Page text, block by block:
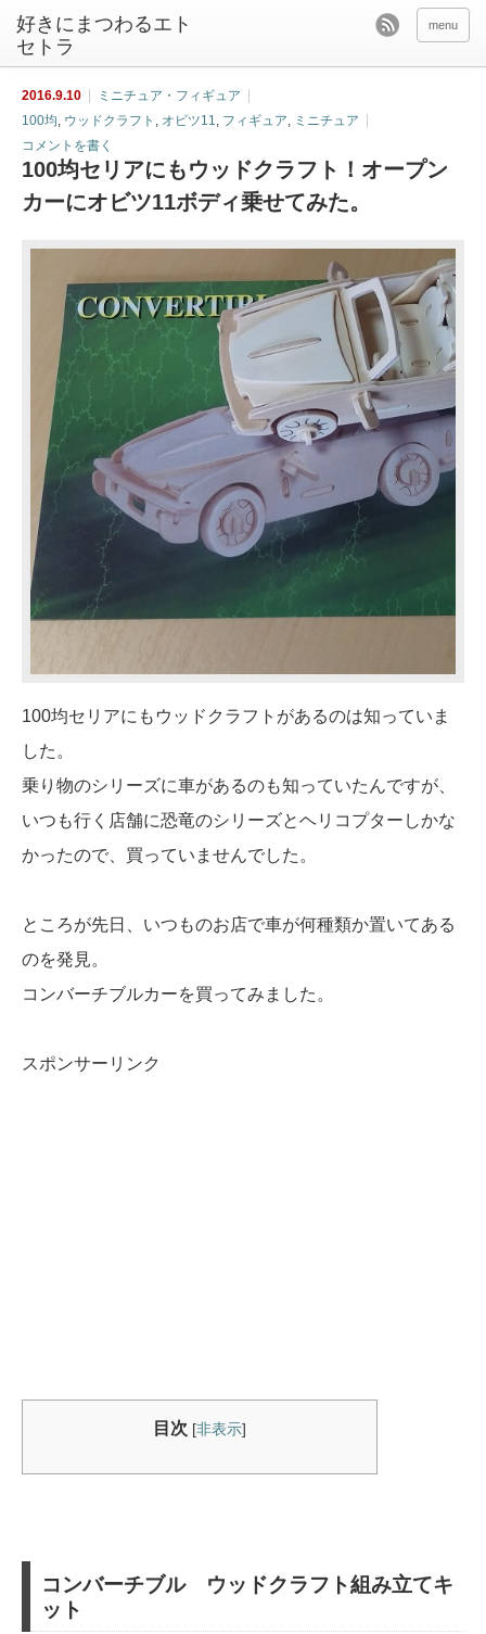
好きにまつわるエト
セトラ
menu
2016.9.10
ミニチュア・フィギュア
100均, ウッドクラフト , オビツ11, フィギュア, ミニチュア
コメントを書く
100均セリアにもウッドクラフト！オープン
カーにオビツ11ボディ乗せてみた。
100均セリアにもウッドクラフトがあるのは知っていま
した。
乗り物のシリーズに車があるのも知っていたんですが、
いつも行く店舗に恐竜のシリーズとヘリコプターしかな
かったので、買っていませんでした。
ところが先日、いつものお店で車が何種類か置いてある
のを発見。
コンバーチブルカーを買ってみました。
スポンサーリンク
目次 [非表示]
コンバーチブル ウッドクラフト組み立てキ
ット